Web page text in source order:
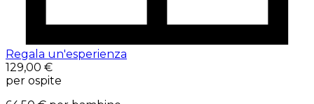
Regala un'esperienza
129,00 €
per ospite